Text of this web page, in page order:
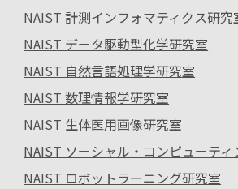
NAIST 計測インフォマティクス研究
NAIST データ駆動型化学研究室
NAIST 自然言語処理学研究室
NAIST 数理情報学研究室
NAIST 生体医用画像研究室
NAIST ソーシャル・コンピューティ
NAIST ロボットラーニング研究室